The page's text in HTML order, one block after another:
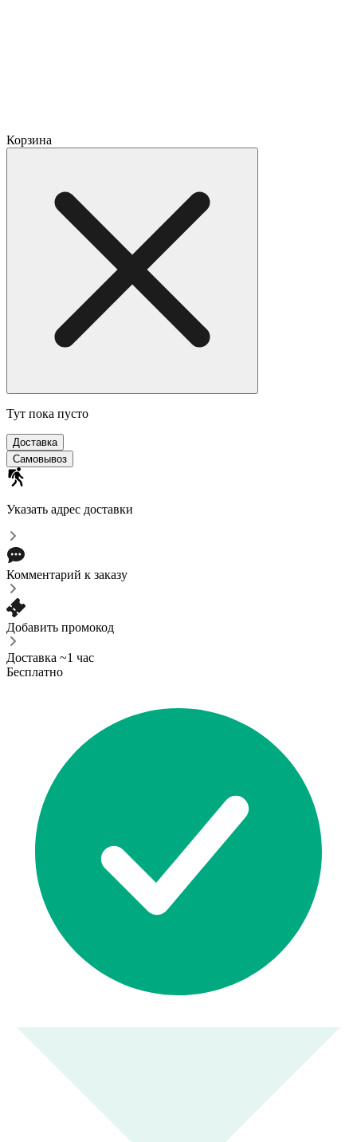
Корзина
Тут пока пусто
Доставка
Самовывоз
Указать адрес доставки
Комментарий к заказу
Добавить промокод
Доставка ~1 час
Бесплатно